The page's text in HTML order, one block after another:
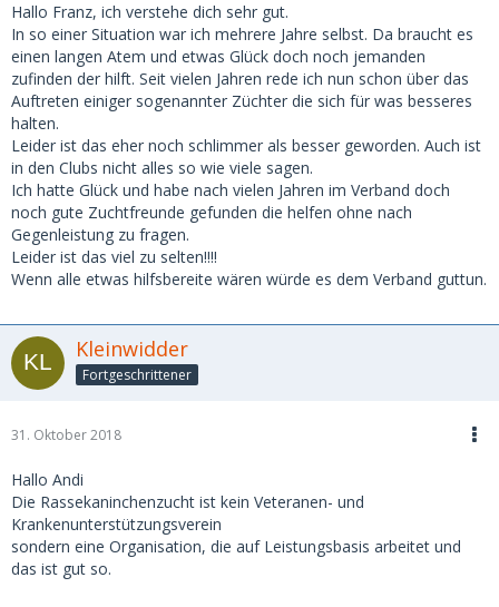
Hallo Franz, ich verstehe dich sehr gut.
In so einer Situation war ich mehrere Jahre selbst. Da braucht es
einen langen Atem und etwas Glück doch noch jemanden
zufinden der hilft. Seit vielen Jahren rede ich nun schon über das
Auftreten einiger sogenannter Züchter die sich für was besseres
halten.
Leider ist das eher noch schlimmer als besser geworden. Auch ist
in den Clubs nicht alles so wie viele sagen.
Ich hatte Glück und habe nach vielen Jahren im Verband doch
noch gute Zuchtfreunde gefunden die helfen ohne nach
Gegenleistung zu fragen.
Leider ist das viel zu selten!!!!
Wenn alle etwas hilfsbereite wären würde es dem Verband guttun.
Kleinwidder
Fortgeschrittener
31. Oktober 2018
Hallo Andi
Die Rassekaninchenzucht ist kein Veteranen- und
Krankenunterstützungsverein
sondern eine Organisation, die auf Leistungsbasis arbeitet und
das ist gut so.